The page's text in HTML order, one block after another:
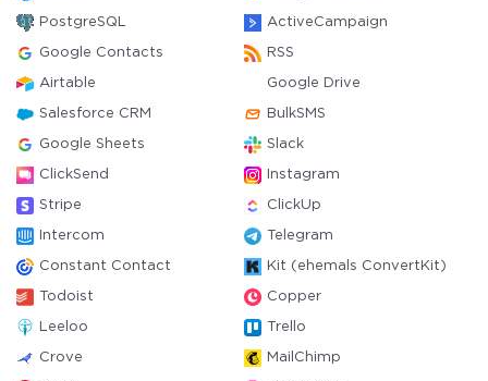
PostgreSQL ActiveCampaign
Google Contacts RSS
Airtable Google Drive
Salesforce CRM BulkSMS
Google Sheets Slack
ClickSend Instagram
Stripe ClickUp
Intercom Telegram
Constant Contact Kit (ehemals ConvertKit)
Todoist Copper
Leeloo Trello
Crove MailChimp